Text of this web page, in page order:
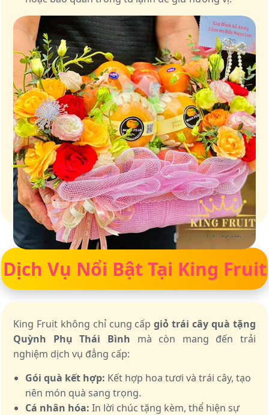
Giữ trọn vị ngọt của thiên nhiên
Dịch Vụ Nổi Bật Tại King Fruit
King Fruit không chỉ cung cấpgiỏ trái cây quà tặng
Quỳnh Phụ Thái Bình mà còn mang đến trải
nghiệm dịch vụ đẳng cấp:
Gói quà kết hợp: Kết hợp hoa tươi và trái cây, tạo
nên món quà sang trọng.
Cá nhân hóa: In lời chúc tặng kèm, thể hiện sự